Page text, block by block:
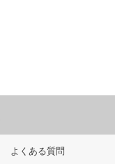
よくある質問